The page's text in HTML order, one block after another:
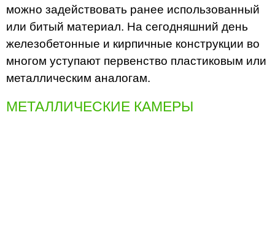
можно задействовать ранее использованный
или битый материал. На сегодняшний день
железобетонные и кирпичные конструкции во
многом уступают первенство пластиковым или
металлическим аналогам.
МЕТАЛЛИЧЕСКИЕ КАМЕРЫ